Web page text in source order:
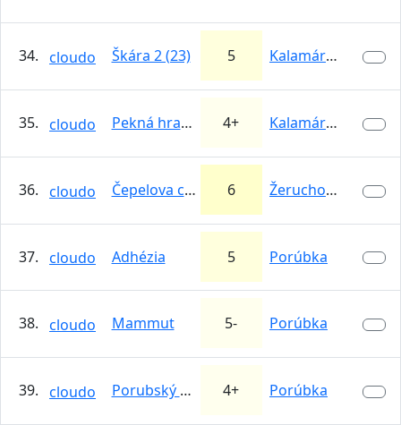
34. cloudo Škára 2 (23) 5 Kalamárka
35. cloudo Pekná hrana 4+ Kalamárka
36. cloudo Čepelova cesta 6 Žeruchové veže
37. cloudo Adhézia 5 Porúbka
38. cloudo Mammut 5- Porúbka
39. cloudo Porubský komín 4+ Porúbka